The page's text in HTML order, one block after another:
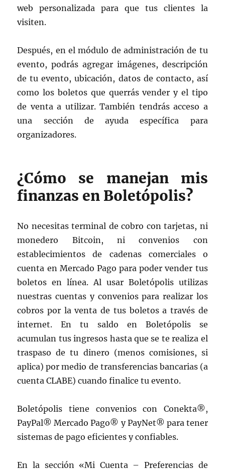
web personalizada para que tus clientes la
visiten.
Después, en el módulo de administración de tu
evento, podrás agregar imágenes, descripción
de tu evento, ubicación, datos de contacto, así
como los boletos que querrás vender y el tipo
de venta a utilizar. También tendrás acceso a
una sección de ayuda específica para
organizadores.
¿Cómo se manejan mis
finanzas en Boletópolis?
No necesitas terminal de cobro con tarjetas, ni
monedero Bitcoin, ni convenios con
establecimientos de cadenas comerciales o
cuenta en Mercado Pago para poder vender tus
boletos en línea. Al usar Boletópolis utilizas
nuestras cuentas y convenios para realizar los
cobros por la venta de tus boletos a través de
internet. En tu saldo en Boletópolis se
acumulan tus ingresos hasta que se te realiza el
traspaso de tu dinero (menos comisiones, si
aplica) por medio de transferencias bancarias (a
cuenta CLABE) cuando finalice tu evento.
Boletópolis tiene convenios con Conekta®,
PayPal® Mercado Pago® y PayNet® para tener
sistemas de pago eficientes y confiables.
En la sección «Mi Cuenta – Preferencias de